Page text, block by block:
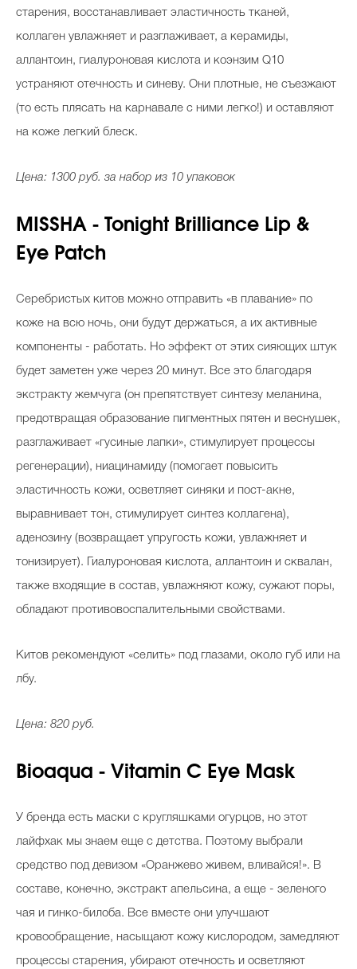
старения, восстанавливает эластичность тканей,
коллаген увлажняет и разглаживает, а керамиды,
аллантоин, гиалуроновая кислота и коэнзим Q10
устраняют отечность и синеву. Они плотные, не съезжают
(то есть плясать на карнавале с ними легко!) и оставляют
на коже легкий блеск.
Цена: 1300 руб. за набор из 10 упаковок
MISSHA - Tonight Brilliance Lip &
Eye Patch
Серебристых китов можно отправить «в плавание» по
коже на всю ночь, они будут держаться, а их активные
компоненты - работать. Но эффект от этих сияющих штук
будет заметен уже через 20 минут. Все это благодаря
экстракту жемчуга (он препятствует синтезу меланина,
предотвращая образование пигментных пятен и веснушек,
разглаживает «гусиные лапки», стимулирует процессы
регенерации), ниацинамиду (помогает повысить
эластичность кожи, осветляет синяки и пост-акне,
выравнивает тон, стимулирует синтез коллагена),
аденозину (возвращает упругость кожи, увлажняет и
тонизирует). Гиалуроновая кислота, аллантоин и сквалан,
также входящие в состав, увлажняют кожу, сужают поры,
обладают противовоспалительными свойствами.
Китов рекомендуют «селить» под глазами, около губ или на
лбу.
Цена: 820 руб.
Bioaqua - Vitamin C Eye Mask
У бренда есть маски с кругляшками огурцов, но этот
лайфхак мы знаем еще с детства. Поэтому выбрали
средство под девизом «Оранжево живем, вливайся!». В
составе, конечно, экстракт апельсина, а еще - зеленого
чая и гинко-билоба. Все вместе они улучшают
кровообращение, насыщают кожу кислородом, замедляют
процессы старения, убирают отечность и осветляют